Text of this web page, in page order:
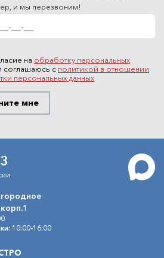
и мы перезвоним!
на обработку персональных
соглашаюсь с политикой в отношении
персональных данных
Перезвоните мне
10:00-16:00